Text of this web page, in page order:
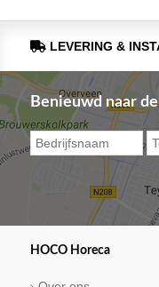
LEVERING &
Benieuwd naar
HOCO Horeca